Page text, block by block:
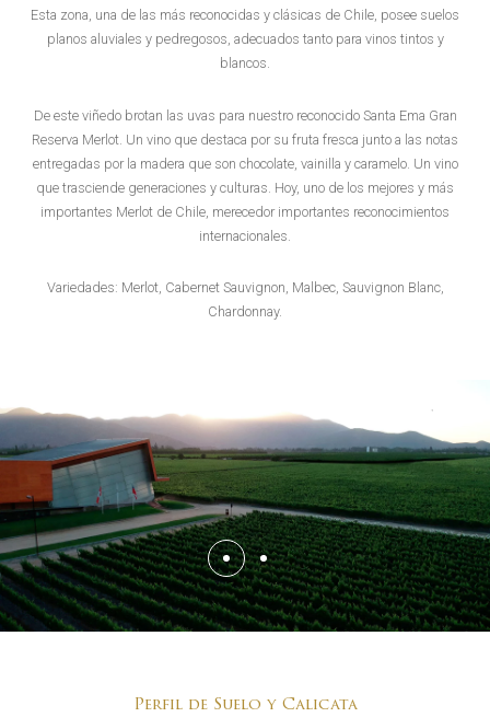
Esta zona, una de las más reconocidas y clásicas de Chile, posee suelos
planos aluviales y pedregosos, adecuados tanto para vinos tintos y
blancos.
De este viñedo brotan las uvas para nuestro reconocido Santa Ema Gran
Reserva Merlot. Un vino que destaca por su fruta fresca junto a las notas
entregadas por la madera que son chocolate, vainilla y caramelo. Un vino
que trasciende generaciones y culturas. Hoy, uno de los mejores y más
importantes Merlot de Chile, merecedor importantes reconocimientos
internacionales.
Variedades: Merlot, Cabernet Sauvignon, Malbec, Sauvignon Blanc,
Chardonnay.
Perfil de Suelo y Calicata